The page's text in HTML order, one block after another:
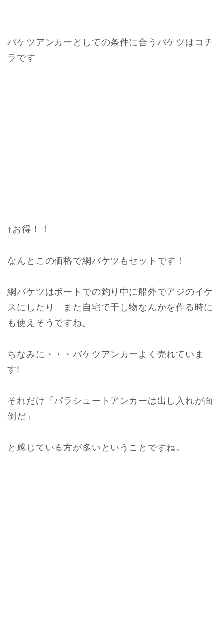
バケツアンカーとしての条件に合うバケツはコチ
ラです
↑お得！！
なんとこの価格で網バケツもセットです！
網バケツはボートでの釣り中に船外でアジのイケ
スにしたり、また自宅で干し物なんかを作る時に
も使えそうですね。
ちなみに・・・バケツアンカーよく売れていま
す!
それだけ「パラシュートアンカーは出し入れが面
倒だ」
と感じている方が多いということですね。